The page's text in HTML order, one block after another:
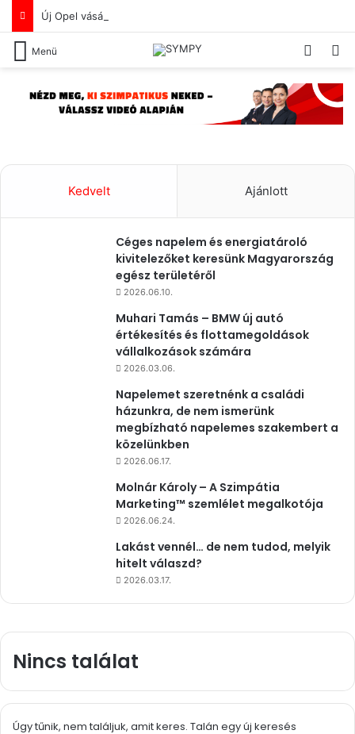
Menü
Nincs találat
Úgy tűnik, nem találjuk, amit keres. Talán egy új keresés
Kedvelt Ajánlott
Céges napelem és energiatároló
kivitelezőket keresünk Magyarország
egész területéről
2026.06.10.
Muhari Tamás – BMW új autó
értékesítés és flottamegoldások
vállalkozások számára
2026.03.06.
Napelemet szeretnénk a családi
házunkra, de nem ismerünk
megbízható napelemes szakembert a
közelünkben
2026.06.17.
Molnár Károly – A Szimpátia
Marketing™ szemlélet megalkotója
2026.06.24.
Lakást vennél… de nem tudod, melyik
hitelt válaszd?
2026.03.17.